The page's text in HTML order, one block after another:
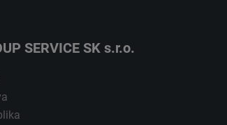
SERVICE SK s.r.o.